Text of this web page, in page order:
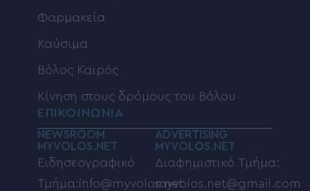
Φαρμακεία
Καύσιμα
Βόλος Καιρός
Κίνηση στους δρόμους του Βόλου
ΕΠΙΚΟΙΝΩΝΙΑ
NEWSROOM
MYVOLOS.NET
Ειδησεογραφικό
Τμήμα:info@myvolos.net
ADVERTISING
MYVOLOS.NET
Διαφημιστικό Τμήμα:
myvolos.net@gmail.com